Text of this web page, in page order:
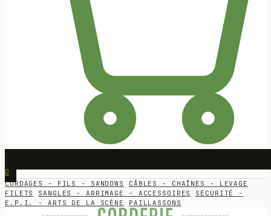
0
CORDAGES - FILS - SANDOWS
CÂBLES - CHAÎNES - LEVAGE
FILETS
SANGLES - ARRIMAGE - ACCESSOIRES
SÉCURITÉ -
E.P.I. - ARTS DE LA SCÈNE
PAILLASSONS